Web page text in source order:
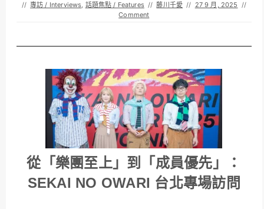
// 專訪 / Interviews, 話題焦點 / Features // 藤川千愛 // 27 9 月, 2025 //
Comment
從「樂團至上」到「成員優先」：
SEKAI NO OWARI 台北專場訪問